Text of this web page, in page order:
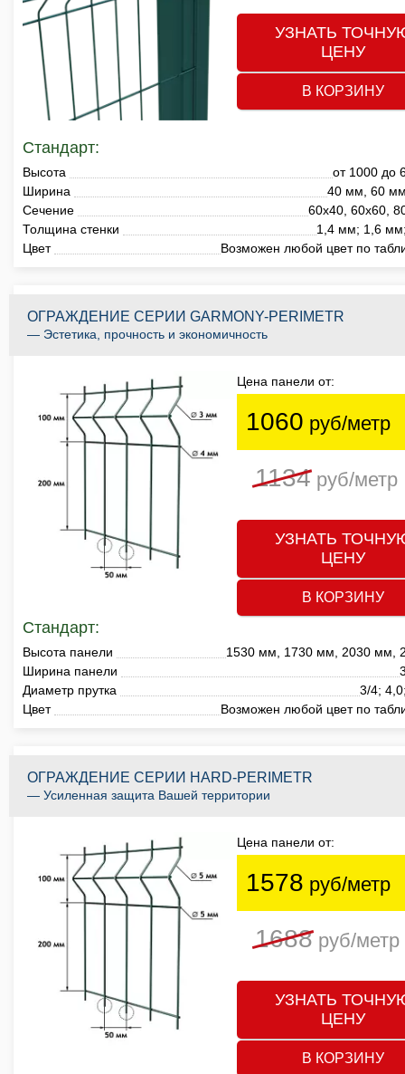
УЗНАТЬ
ЦЕНУ
В КОРЗИНУ
Стандарт:
Высота
от 1000 до
Ширина
40 мм, 60
Сечение
60х40, 60х60,
Толщина стенки
1,4 мм; 1,6
Цвет
Возможен любой цвет по
ОГРАЖДЕНИЕ СЕРИИ GARMONY-PERIMETR
— Эстетика, прочность и экономичность
Цена панели от:
1060 руб/метр
1134руб/метр
УЗНАТЬ
ЦЕНУ
В КОРЗИНУ
Стандарт:
Высота панели
1530 мм, 1730 мм, 2030 мм,
Ширина панели
Диаметр прутка
3/4;
Цвет
Возможен любой цвет по
ОГРАЖДЕНИЕ СЕРИИ HARD-PERIMETR
— Усиленная защита Вашей территории
Цена панели от:
1578 руб/метр
1688руб/метр
УЗНАТЬ
ЦЕНУ
В КОРЗИНУ